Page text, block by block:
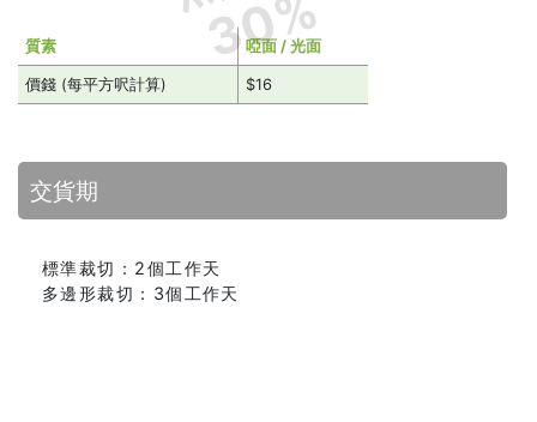
30%
質素 啞面 / 光面
價錢 (每平方呎計算) $16
交貨期
標準裁切：2個工作天
多邊形裁切：3個工作天